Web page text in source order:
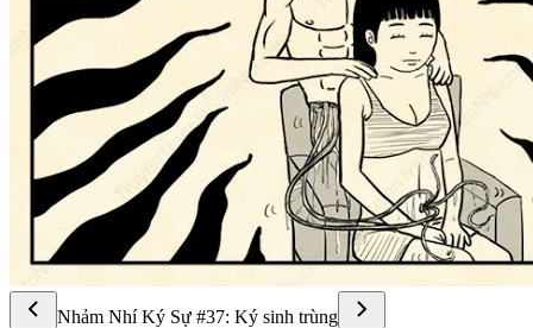
Nhảm Nhí Ký Sự #37: Ký sinh trùng